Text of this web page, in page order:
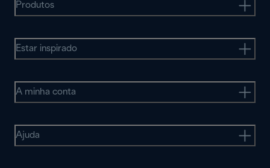
Produtos
Estar inspirado
A minha conta
Ajuda